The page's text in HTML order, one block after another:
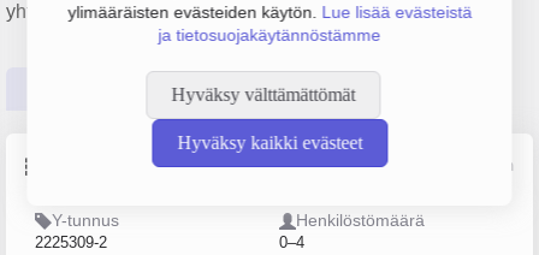
ylimääräisten evästeiden käytön. Lue lisää evästeistä
ja tietosuojakäytännöstämme
Hyväksy välttämättömät
Hyväksy kaikki evästeet
yhtiömuoto Osakeyhtiö (OY).
Tilinpäätösluvut Päättäjätiedot
Lähde: YTJ, PRH, Traficom
Y-tunnus
2225309-2
Henkilöstömäärä
0–4